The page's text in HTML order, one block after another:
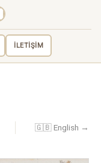
İLETİŞİM
🇬🇧 English →